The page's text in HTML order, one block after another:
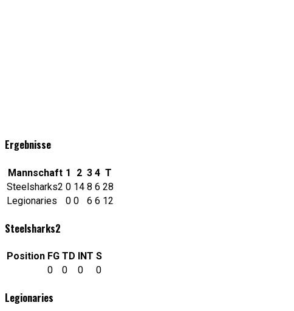
Ergebnisse
Mannschaft 1 2 3 4 T
Steelsharks2 0 14 8 6 28
Legionaries
0 0 6 6 12
Steelsharks2
Position FG TD INT S
0
0 0 0
Legionaries